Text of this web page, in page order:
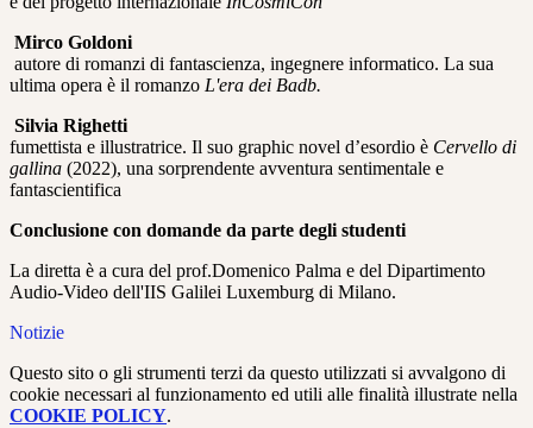
Mirco Goldoni
autore di romanzi di fantascienza, ingegnere informatico. La sua
ultima opera è il romanzo L'era dei Badb.
Silvia Righetti
fumettista e illustratrice. Il suo graphic novel d’esordio è Cervello di
gallina (2022), una sorprendente avventura sentimentale e
fantascientifica
Conclusione con domande da parte degli studenti
La diretta è a cura del prof.Domenico Palma e del Dipartimento
Audio-Video dell'IIS Galilei Luxemburg di Milano.
Notizie
Questo sito o gli strumenti terzi da questo utilizzati si avvalgono di
cookie necessari al funzionamento ed utili alle finalità illustrate nella
COOKIE POLICY.